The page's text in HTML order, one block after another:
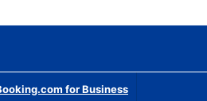
for Business